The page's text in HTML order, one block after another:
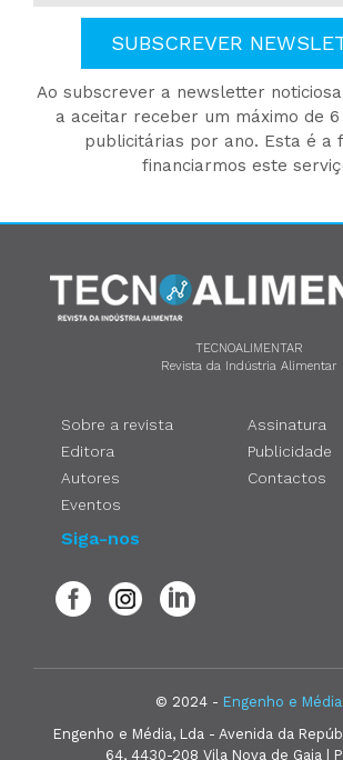
SUBSCREVER
Ao subscrever a newsletter
a aceitar receber um máximo de
publicitárias por ano. Esta é a
financiarmos este
TECNOALIMENTAR
Revista da Indústria Alimentar
Sobre a revista
Editora
Autores
Eventos
Assinatura
Publicidade
Contactos
Siga-nos
© 2024 - Engenho e Média
Engenho e Média, Lda - Avenida da
64, 4430-208 Vila Nova de Gaia |